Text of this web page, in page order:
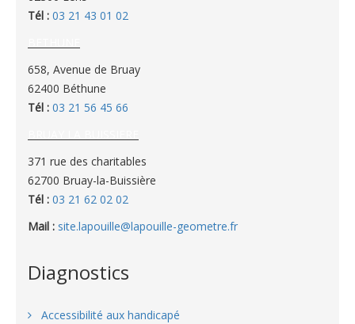
Tél : 03 21 43 01 02
658, Avenue de Bruay
62400 Béthune
Tél : 03 21 56 45 66
371 rue des charitables
62700 Bruay-la-Buissière
Tél : 03 21 62 02 02
Mail : site.lapouille@lapouille-geometre.fr
Diagnostics
Accessibilité aux handicapé